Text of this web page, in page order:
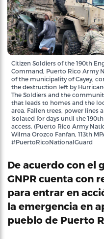
Citizen Soldiers of the 190th
Command, Puerto Rico Army
of the municipality of Cayey,
the destruction left by
The Soldiers and the
that leads to homes and the
area. Fallen trees, power lines
isolated for days until the
access. (Puerto Rico Army
Wilma Orozco Fanfan, 113th
#PuertoRicoNationalGuard
De acuerdo con el
GNPR cuenta con
para entrar en
la emergencia en
pueblo de Puerto